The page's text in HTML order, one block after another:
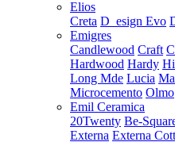
Elios
Creta D_esign Evo
Emigres
Candlewood Craft
Hardwood Hardy
Long Mde Lucia
Microcemento Olmo
Emil Ceramica
20Twenty Be-
Externa Externa